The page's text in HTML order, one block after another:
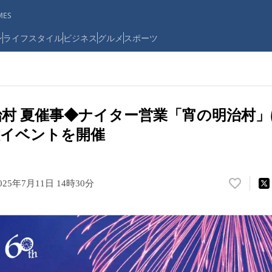
ライフスタイルビジネス グルメ スポーツ
夏催事◆ナイター営業「宵の明治村
ベントを開催
年7月11日 14時30分
い
ね
！
数
を
読